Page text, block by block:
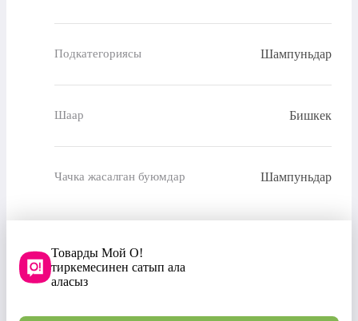
Подкатегориясы Шампуньдар
Шаар Бишкек
Чачка жасалган буюмдар Шампуньдар
Товарды Мой О!
тиркемесинен сатып ала
аласыз